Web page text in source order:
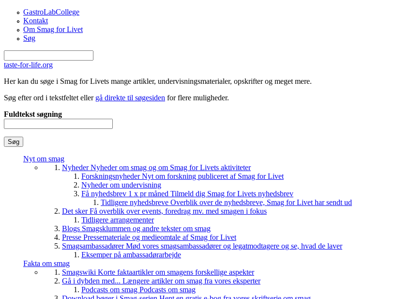
Gå til hovedindhold
GastroLabCollege
Kontakt
Om Smag for Livet
Søg
taste-for-life.org
Her kan du søge i Smag for Livets mange artikler, undervisningsmaterialer, opskrifter og meget mere.
Søg efter ord i tekstfeltet eller gå direkte til søgesiden for flere muligheder.
Fuldtekst søgning
Nyt om smag
NyhederNyheder om smag og om Smag for Livets aktiviteter
ForskningsnyhederNyt om forskning publiceret af Smag for Livet
Nyheder om undervisning
Få nyhedsbrev 1 x pr måned Tilmeld dig Smag for Livets nyhedsbrev
Tidligere nyhedsbreve Overblik over de nyhedsbreve, Smag for Livet har sendt ud
Det skerFå overblik over events, foredrag mv. med smagen i fokus
Tidligere arrangementer
Blogs Smagsklummen og andre tekster om smag
Presse Pressemateriale og medieomtale af Smag for Livet
SmagsambassadørerMød vores smagsambassadører og legatmodtagere og se, hvad de laver
Eksemper på ambassadørarbejde
Fakta om smag
Smagswiki Korte faktaartikler om smagens forskellige aspekter
Gå i dybden med... Længere artikler om smag fra vores eksperter
Podcasts om smag Podcasts om smag